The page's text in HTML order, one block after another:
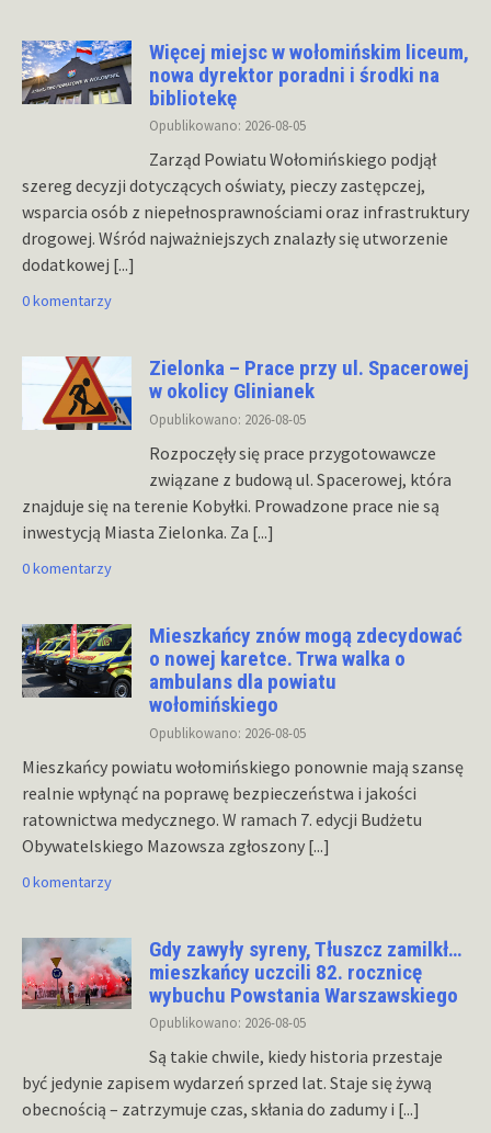
Więcej miejsc w wołomińskim liceum,
nowa dyrektor poradni i środki na
bibliotekę
Opublikowano: 2026-08-05
Zarząd Powiatu Wołomińskiego podjął
szereg decyzji dotyczących oświaty, pieczy zastępczej,
wsparcia osób z niepełnosprawnościami oraz infrastruktury
drogowej. Wśród najważniejszych znalazły się utworzenie
dodatkowej [...]
0 komentarzy
Zielonka – Prace przy ul. Spacerowej
w okolicy Glinianek
Opublikowano: 2026-08-05
Rozpoczęły się prace przygotowawcze
związane z budową ul. Spacerowej, która
znajduje się na terenie Kobyłki. Prowadzone prace nie są
inwestycją Miasta Zielonka. Za [...]
0 komentarzy
Mieszkańcy znów mogą zdecydować
o nowej karetce. Trwa walka o
ambulans dla powiatu
wołomińskiego
Opublikowano: 2026-08-05
Mieszkańcy powiatu wołomińskiego ponownie mają szansę
realnie wpłynąć na poprawę bezpieczeństwa i jakości
ratownictwa medycznego. W ramach 7. edycji Budżetu
Obywatelskiego Mazowsza zgłoszony [...]
0 komentarzy
Gdy zawyły syreny, Tłuszcz zamilkł…
mieszkańcy uczcili 82. rocznicę
wybuchu Powstania Warszawskiego
Opublikowano: 2026-08-05
Są takie chwile, kiedy historia przestaje
być jedynie zapisem wydarzeń sprzed lat. Staje się żywą
obecnością – zatrzymuje czas, skłania do zadumy i [...]